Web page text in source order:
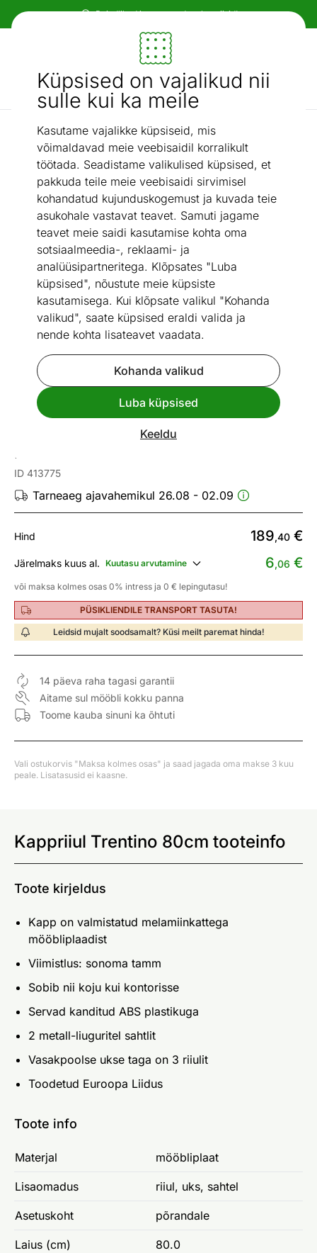
Küpsised on vajalikud nii
sulle kui ka meile
Kasutame vajalikke küpsiseid, mis
võimaldavad meie veebisaidil korralikult
töötada. Seadistame valikulised küpsised, et
pakkuda teile meie veebisaidi sirvimisel
kohandatud kujunduskogemust ja kuvada teie
asukohale vastavat teavet. Samuti jagame
teavet meie saidi kasutamise kohta oma
sotsiaalmeedia-, reklaami- ja
analüüsipartneritega. Klõpsates "Luba
küpsised", nõustute meie küpsiste
kasutamisega. Kui klõpsate valikul "Kohanda
valikud", saate küpsised eraldi valida ja
nende kohta lisateavet vaadata.
Kohanda valikud
Luba küpsised
Keeldu
Paindlikud ja mugavad makseviisid!
Mööbel ja sisustus - ON24
Otsi...
AI otsing
Dokumendiriiulid / Kappriiul Trentino 80cm
Vaata sarnaseid
Kappriiul Trentino 80cm
ID 413775
Tarneaeg ajavahemikul 26.08 - 02.09
Hind 189,40 €
Järelmaks kuus al. Kuutasu arvutamine 6,06 €
või maksa kolmes osas 0% intress ja 0 € lepingutasu!
PÜSIKLIENDILE TRANSPORT TASUTA!
Leidsid mujalt soodsamalt? Küsi meilt paremat hinda!
14 päeva raha tagasi garantii
Aitame sul mööbli kokku panna
Toome kauba sinuni ka õhtuti
Vali ostukorvis "Maksa kolmes osas" ja saad jagada oma makse 3 kuu
peale. Lisatasusid ei kaasne.
Kappriiul Trentino 80cm tooteinfo
Toote kirjeldus
Kapp on valmistatud melamiinkattega
mööbliplaadist
Viimistlus: sonoma tamm
Sobib nii koju kui kontorisse
Servad kanditud ABS plastikuga
2 metall-liuguritel sahtlit
Vasakpoolse ukse taga on 3 riiulit
Toodetud Euroopa Liidus
Toote info
Materjal mööbliplaat
Lisaomadus riiul, uks, sahtel
Asetuskoht põrandale
Laius (cm) 80.0